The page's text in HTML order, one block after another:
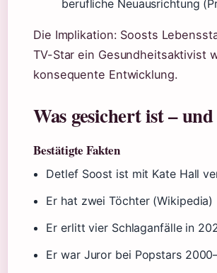
berufliche Neuausrichtung
Die Implikation: Soosts
TV-Star ein Gesundheitsaktivist
konsequente Entwicklung.
Was gesichert ist –
Bestätigte Fakten
Detlef Soost ist mit Kate Hall
Er hat zwei Töchter (Wikipedia)
Er erlitt vier Schlaganfälle in
Er war Juror bei Popstars